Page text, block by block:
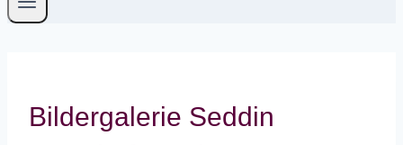
Bildergalerie Seddin